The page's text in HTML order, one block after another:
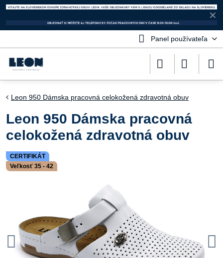
✕
Panel používateľa
CERTIFIKÁT
Veľkosť 35 - 42
Leon 950 Dámska pracovná celokožená zdravotná obuv
Leon 950 Dámska pracovná
celokožená zdravotná obuv